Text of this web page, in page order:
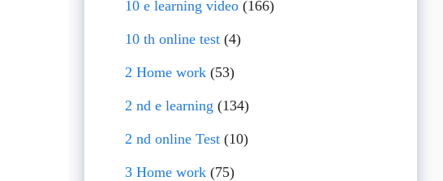
10 e learning video (166)
10 th online test (4)
2 Home work (53)
2 nd e learning (134)
2 nd online Test (10)
3 Home work (75)